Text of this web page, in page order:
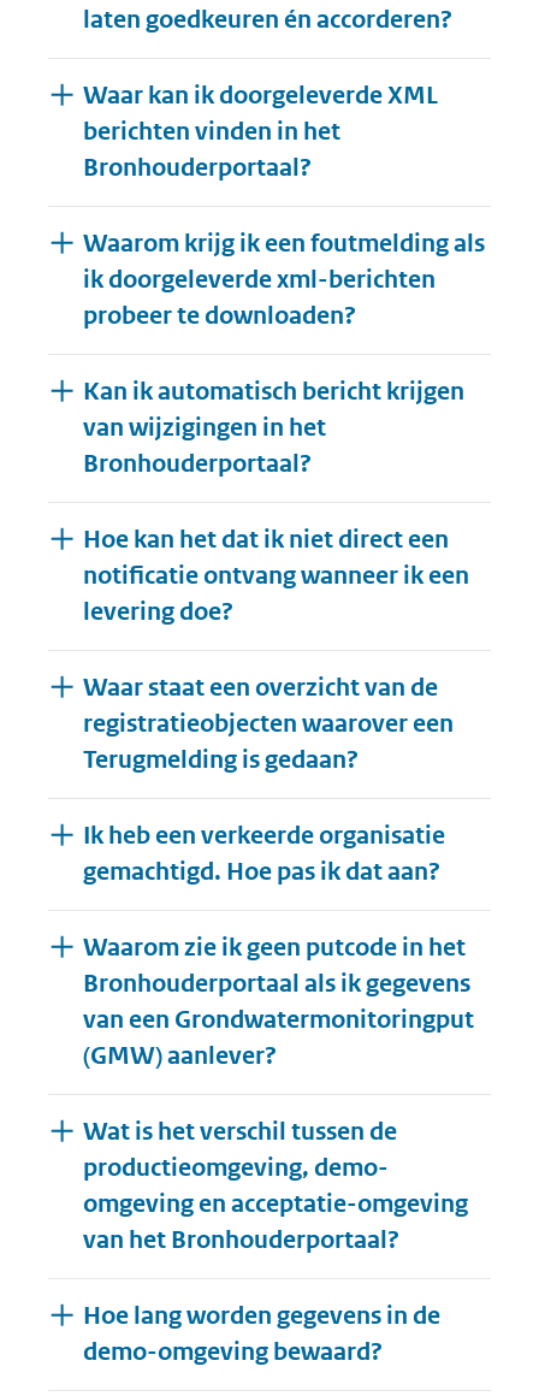
laten goedkeuren én accorderen?
Waar kan ik doorgeleverde XML
berichten vinden in het
Bronhouderportaal?
Waarom krijg ik een foutmelding als
ik doorgeleverde xml-berichten
probeer te downloaden?
Kan ik automatisch bericht krijgen
van wijzigingen in het
Bronhouderportaal?
Hoe kan het dat ik niet direct een
notificatie ontvang wanneer ik een
levering doe?
Waar staat een overzicht van de
registratieobjecten waarover een
Terugmelding is gedaan?
Ik heb een verkeerde organisatie
gemachtigd. Hoe pas ik dat aan?
Waarom zie ik geen putcode in het
Bronhouderportaal als ik gegevens
van een Grondwatermonitoringput
(GMW) aanlever?
Wat is het verschil tussen de
productieomgeving, demo-
omgeving en acceptatie-omgeving
van het Bronhouderportaal?
Hoe lang worden gegevens in de
demo-omgeving bewaard?